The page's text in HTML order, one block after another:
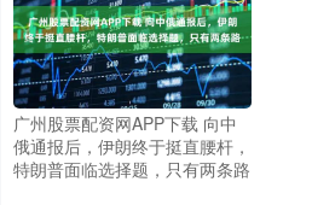
广州股票配资网APP下载 向中
俄通报后，伊朗终于挺直腰杆，
特朗普面临选择题，只有两条路